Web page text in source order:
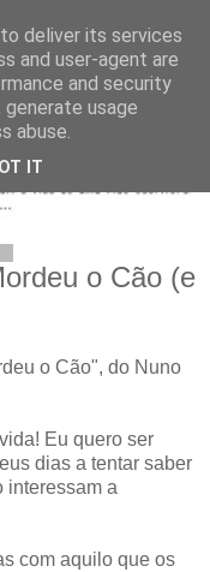
o Cão (e
o Cão", do Nuno
Eu quero ser
dias a tentar saber
interessam a
com aquilo que os
deliver its services
and user-agent are
and security
usage
abuse.
IT